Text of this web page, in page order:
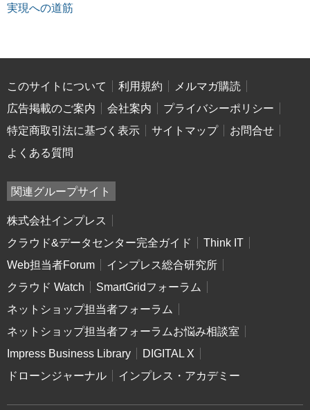
実現への道筋
このサイトについて 利用規約
メルマガ購読
広告掲載のご案内
会社案内
プライバシーポリシー
特定商取引法に基づく表示
サイトマップ
お問合せ
よくある質問
関連グループサイト
株式会社インプレス
クラウド&データセンター完全ガイド
Think IT
Web担当者Forum
インプレス総合研究所
クラウド Watch
SmartGridフォーラム
ネットショップ担当者フォーラム
ネットショップ担当者フォーラムお悩み相談室
Impress Business Library
DIGITAL X
ドローンジャーナル
インプレス・アカデミー